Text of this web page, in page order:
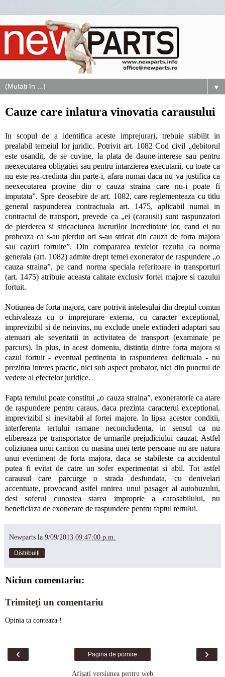
▼
Cauze care inlatura vinovatia carausului
In scopul de a identifica aceste imprejurari, trebuie stabilit in
prealabil temeiul lor juridic. Potrivit art. 1082 Cod civil „debitorul
este osandit, de se cuvine, la plata de daune-interese sau pentru
neexecutarea obligatiei sau pentru intarzierea executarii, cu toate ca
nu este rea-credinta din parte-i, afara numai daca nu va justifica ca
neexecutarea provine din o cauza straina care nu-i poate fi
imputata”. Spre deosebire de art. 1082, care reglementeaza cu titlu
general raspunderea contractuala art. 1475, aplicabil numai in
contractul de transport, prevede ca „ei (carausii) sunt raspunzatori
de pierderea si stricaciunea lucrurilor incredintate lor, cand ei nu
probeaza ca s-au pierdut ori s-au stricat din cauza de forta majora
sau cazuri fortuite”. Din compararea textelor rezulta ca norma
generala (art. 1082) admite drept temei exonerator de raspundere „o
cauza straina”, pe cand norma speciala referitoare in transporturi
(art. 1475) atribuie aceasta calitate exclusiv fortei majore si cazului
fortuit.
Notiunea de forta majora, care potrivit intelesului din dreptul comun
echivaleaza cu o imprejurare externa, cu caracter exceptional,
imprevizibil si de neinvins, nu exclude unele extinderi adaptari sau
atenuari ale severitatii in activitatea de transport (examinate pe
parcurs). In plus, in acest domeniu, distintia dintre forta majora si
cazul fortuit - eventual pertinenta in raspunderea delictuala - nu
prezinta interes practic, nici sub aspect probator, nici din punctul de
vedere al efectelor juridice.
Fapta tertului poate constitui „o cauza straina”, exoneratorie ca atare
de raspundere pentru caraus, daca prezinta caracterul exceptional,
imprevizibil si inevitabil al fortei majore. In lipsa acestor conditii,
interferenta tertului ramane neconcludenta, in sensul ca nu
elibereaza pe transportator de urmarile prejudiciului cauzat. Astfel
coliziunea unui camion cu masina unei terte persoane nu are natura
unui eveniment de forta majora, daca se stabileste ca accidentul
putea fi evitat de catre un sofer experimentat si abil. Tot astfel
carausul care parcurge o strada desfundata, cu denivelari
accentuate, provocand astfel ranirea unui pasager al autobuzului,
desi soferul cunostea starea improprie a carosabilului, nu
beneficiaza de exonerare de raspundere pentru faptul tertului.
Newparts la 9/09/2013 09:47:00 p.m.
Distribuiți
Niciun comentariu:
Trimiteți un comentariu
Opinia ta conteaza !
‹ ›
Pagina de pornire
Afișați versiunea pentru web